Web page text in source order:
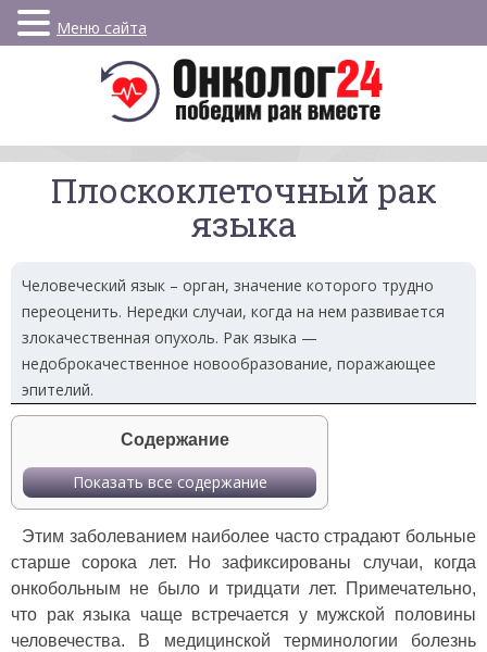
Плоскоклеточный рак
языка
Человеческий язык – орган, значение которого трудно
переоценить. Нередки случаи, когда на нем развивается
злокачественная опухоль. Рак языка —
недоброкачественное новообразование, поражающее
эпителий.
Содержание
Показать все содержание
Этим заболеванием наиболее часто страдают больные
старше сорока лет. Но зафиксированы случаи, когда
онкобольным не было и тридцати лет. Примечательно,
что рак языка чаще встречается у мужской половины
человечества. В медицинской терминологии болезнь
Меню сайта